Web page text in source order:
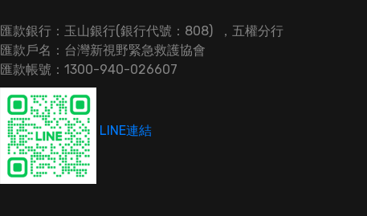
匯款銀行：玉山銀行(銀行代號：808) ，五權分行
匯款戶名：台灣新視野緊急救護協會
匯款帳號：1300-940-026607
LINE連結